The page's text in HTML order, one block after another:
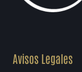
Avisos Legales